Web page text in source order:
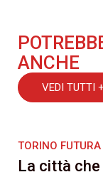
ANCHE
VEDI TUTTI +
TORINO FUTURA
La città che